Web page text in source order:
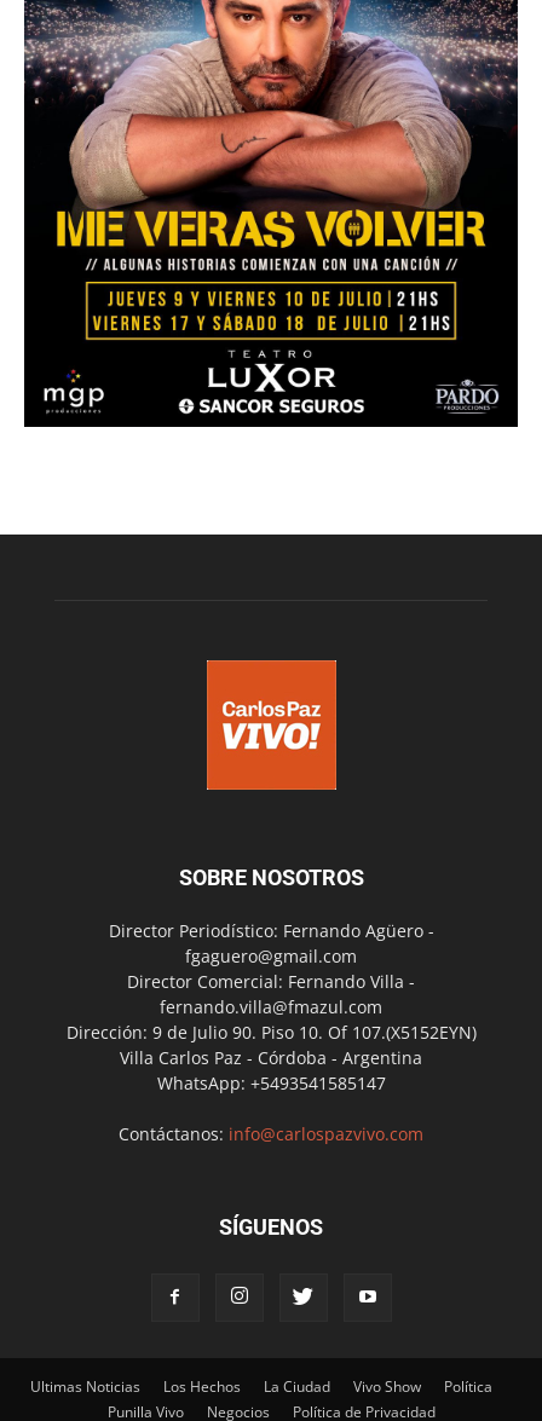
SOBRE NOSOTROS
Director Periodístico: Fernando Agüero -
fgaguero@gmail.com
Director Comercial: Fernando Villa -
fernando.villa@fmazul.com
Dirección: 9 de Julio 90. Piso 10. Of 107.(X5152EYN)
Villa Carlos Paz - Córdoba - Argentina
WhatsApp: +5493541585147
Contáctanos: info@carlospazvivo.com
SÍGUENOS
Ultimas Noticias Los Hechos La Ciudad Vivo Show
Política
Punilla Vivo
Negocios Política de Privacidad